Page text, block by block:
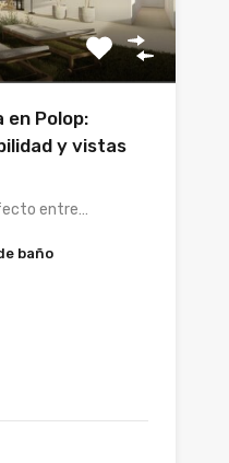
Polop:
y vistas
entre…
baño